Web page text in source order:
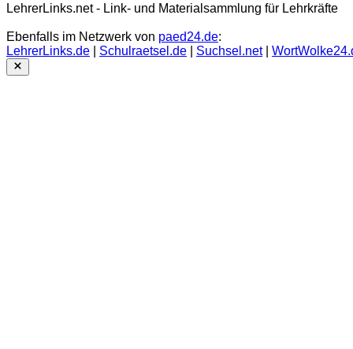
LehrerLinks.net - Link- und Materialsammlung für Lehrkräfte
Ebenfalls im Netzwerk von paed24.de:
LehrerLinks.de
Schulraetsel.de Suchsel.net|
Close